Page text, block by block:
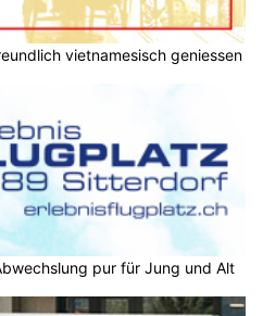
vietnamesisch geniessen
pur für Jung und Alt